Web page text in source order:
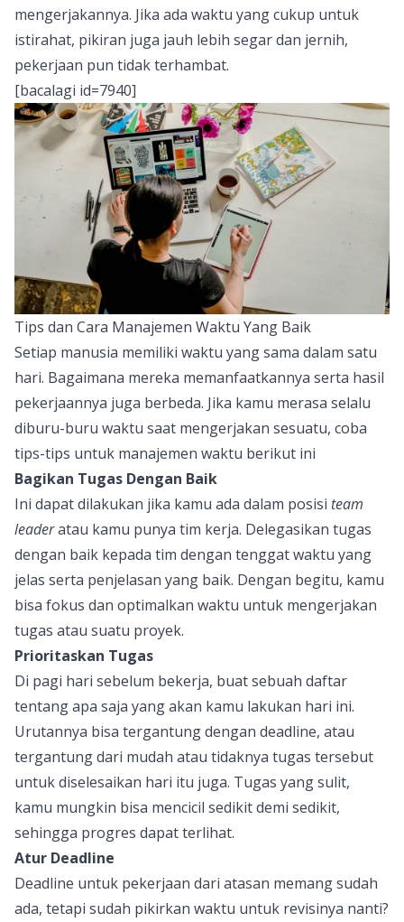
mengerjakannya. Jika ada waktu yang cukup untuk
istirahat, pikiran juga jauh lebih segar dan jernih,
pekerjaan pun tidak terhambat.
[bacalagi id=7940]
Tips dan Cara Manajemen Waktu Yang Baik
Setiap manusia memiliki waktu yang sama dalam satu
hari. Bagaimana mereka memanfaatkannya serta hasil
pekerjaannya juga berbeda. Jika kamu merasa selalu
diburu-buru waktu saat mengerjakan sesuatu, coba
tips-tips untuk manajemen waktu berikut ini
Bagikan Tugas Dengan Baik
Ini dapat dilakukan jika kamu ada dalam posisi team
leaderatau kamu punya tim kerja. Delegasikan tugas
dengan baik kepada tim dengan tenggat waktu yang
jelas serta penjelasan yang baik. Dengan begitu, kamu
bisa fokus dan optimalkan waktu untuk mengerjakan
tugas atau suatu proyek.
Prioritaskan Tugas
Di pagi hari sebelum bekerja, buat sebuah daftar
tentang apa saja yang akan kamu lakukan hari ini.
Urutannya bisa tergantung dengan deadline, atau
tergantung dari mudah atau tidaknya tugas tersebut
untuk diselesaikan hari itu juga. Tugas yang sulit,
kamu mungkin bisa mencicil sedikit demi sedikit,
sehingga progres dapat terlihat.
Atur Deadline
Deadline untuk pekerjaan dari atasan memang sudah
ada, tetapi sudah pikirkan waktu untuk revisinya nanti?